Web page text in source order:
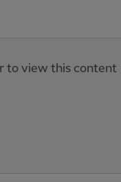
to view this content